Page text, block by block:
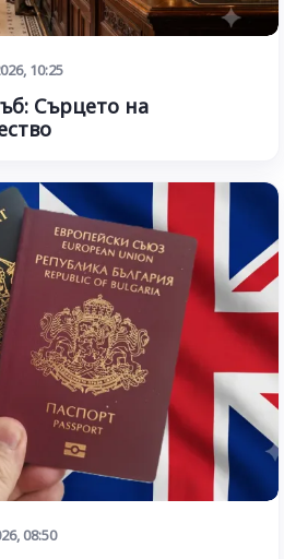
10:25
Сърцето на
08:50